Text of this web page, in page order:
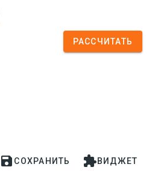
РАССЧИТАТЬ
 СОХРАНИТЬ ВИДЖЕТ